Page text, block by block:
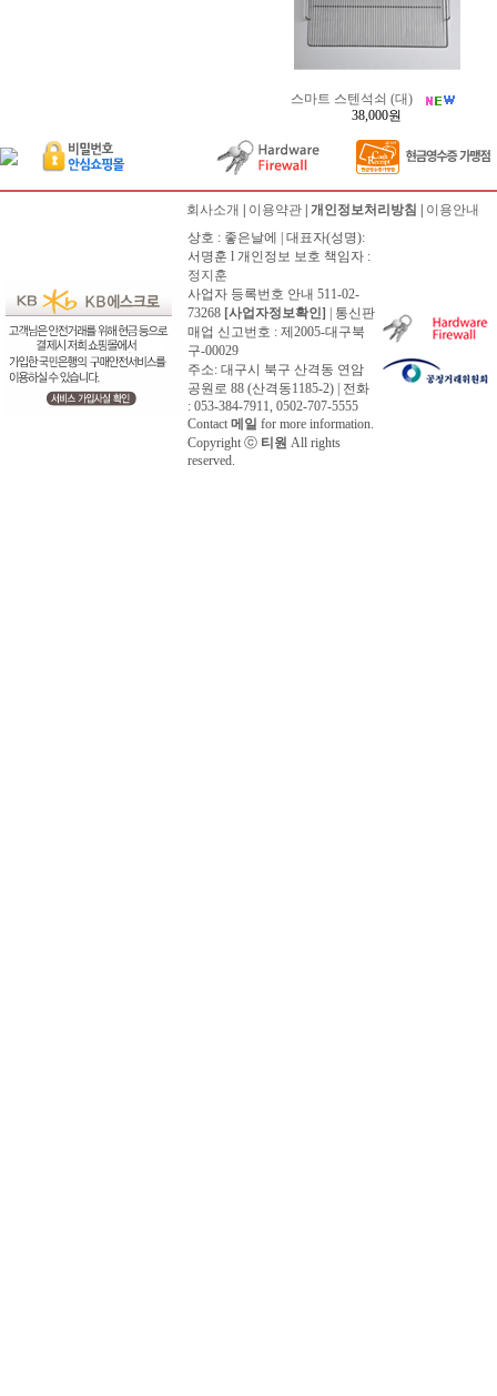
스마트 스텐석쇠 (대)
38,000원
회사소개 이용약관 개인정보처리방침
이용안내
상호 : 좋은날에 | 대표자(성명):
서명훈 l 개인정보 보호 책임자 :
정지훈
사업자 등록번호 안내 511-02-
73268 [사업자정보확인]
| 통신판
매업 신고번호 : 제2005-대구북
구-00029
주소: 대구시 북구 산격동 연암
공원로 88 (산격동1185-2) | 전화
: 053-384-7911, 0502-707-5555
Contact 메일 for more information.
Copyright ⓒ 티원 All rights
reserved.